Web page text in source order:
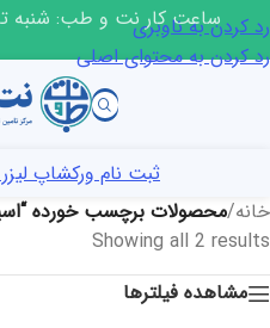
رد کردن به ناوبری
رد کردن به محتوای اصلی
ساعت کار نت و طب: شنبه تا چهارشنبه
ثبت نام ورکشاپ
خانه/محصولات برچسب خورده
Showing all 2 results
مشاهده فیلترها